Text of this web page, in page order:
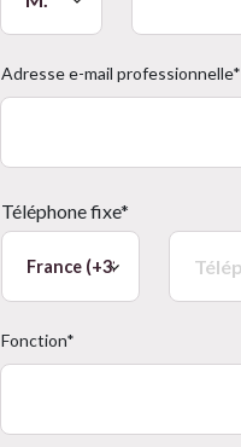
Adresse e-mail professionnelle*
Téléphone fixe*
Fonction*